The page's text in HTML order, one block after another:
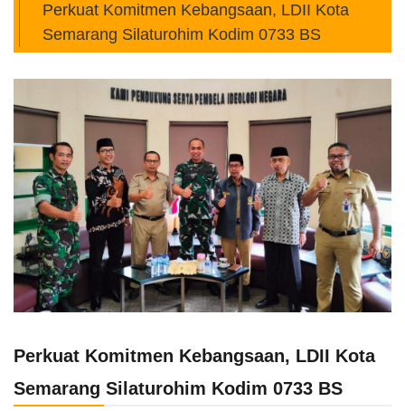
Perkuat Komitmen Kebangsaan, LDII Kota
Semarang Silaturohim Kodim 0733 BS
Perkuat Komitmen Kebangsaan, LDII Kota
Semarang Silaturohim Kodim 0733 BS